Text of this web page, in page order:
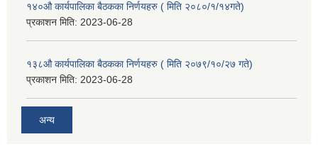
१४०औ कार्यपालिका बैठकका निर्णयहरु ( मिति २०८०/१/१४गते)
प्रकाशन मिति: 2023-06-28
१३८औ कार्यपालिका बैठकका निर्णयहरु ( मिति २०७९/१०/२७ गते)
प्रकाशन मिति: 2023-06-28
अन्य